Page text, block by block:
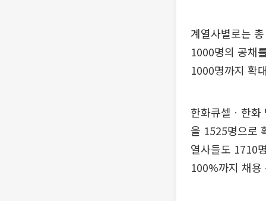
계열사별로는
1000명의 공채
1000명까지 확
한화큐셀ㆍ한
을 1525명으로
열사들도 1710
100%까지 채용